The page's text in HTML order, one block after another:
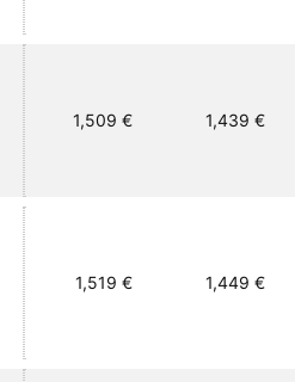
1,509 € 1,439 €
1,519 € 1,449 €